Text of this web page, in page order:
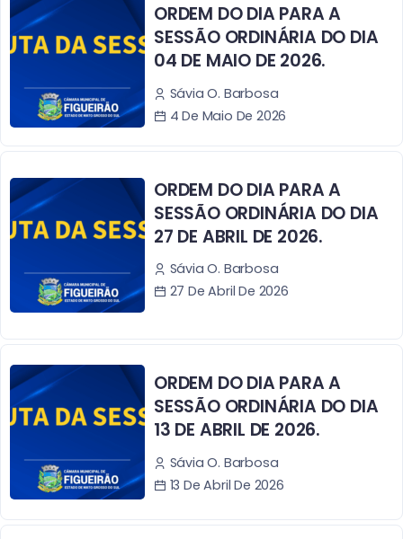
ORDEM DO DIA PARA A
SESSÃO ORDINÁRIA DO DIA
04 DE MAIO DE 2026.
Sávia O. Barbosa
4 De Maio De 2026
ORDEM DO DIA PARA A
SESSÃO ORDINÁRIA DO DIA
27 DE ABRIL DE 2026.
Sávia O. Barbosa
27 De Abril De 2026
ORDEM DO DIA PARA A
SESSÃO ORDINÁRIA DO DIA
13 DE ABRIL DE 2026.
Sávia O. Barbosa
13 De Abril De 2026